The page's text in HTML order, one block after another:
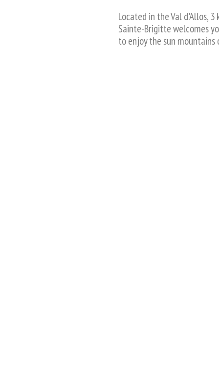
Located in the Val d'Allos,
Sainte-Brigitte welcomes
to enjoy the sun mountains